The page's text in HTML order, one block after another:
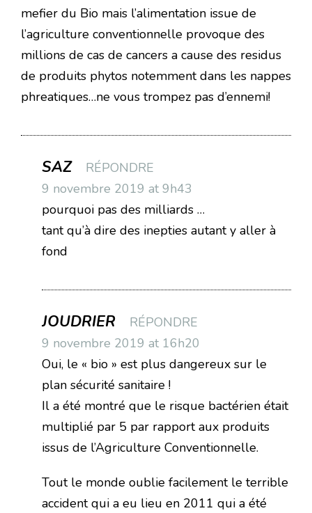
mefier du Bio mais l’alimentation issue de
l’agriculture conventionnelle provoque des
millions de cas de cancers a cause des residus
de produits phytos notemment dans les nappes
phreatiques…ne vous trompez pas d’ennemi!
SAZ
RÉPONDRE
9 novembre 2019 at 9h43
pourquoi pas des milliards …
tant qu’à dire des inepties autant y aller à
fond
JOUDRIER
RÉPONDRE
9 novembre 2019 at 16h20
Oui, le « bio » est plus dangereux sur le
plan sécurité sanitaire !
Il a été montré que le risque bactérien était
multiplié par 5 par rapport aux produits
issus de l’Agriculture Conventionnelle.
Tout le monde oublie facilement le terrible
accident qui a eu lieu en 2011 qui a été